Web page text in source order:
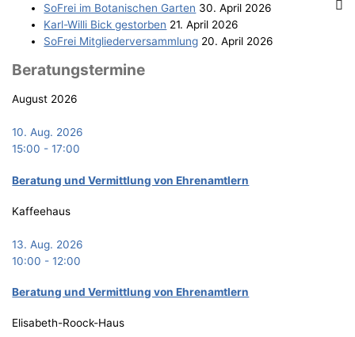
SoFrei im Bota­ni­schen Garten 30. April 2026
Karl-Wil­li Bick gestorben 21. April 2026
SoFrei Mit­glie­der­ver­samm­lung 20. April 2026
Bera­tungs­ter­mi­ne
August 2026
10. Aug. 2026
15:00 -17:00
Bera­tung und Ver­mitt­lung von Ehrenamtlern
Kaffeehaus
13. Aug. 2026
10:00 -12:00
Bera­tung und Ver­mitt­lung von Ehrenamtlern
Elisabeth-Roock-Haus